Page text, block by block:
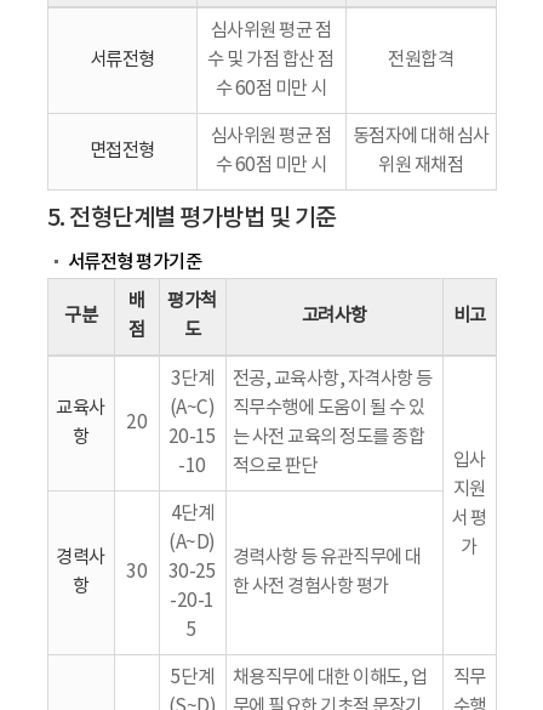
서류전형
심사위원 평균 점
수 및 가점 합산 점
수 60점 미만 시
전원합격
면접전형
심사위원 평균 점
수 60점 미만 시
동점자에 대해 심사
위원 재채점
5. 전형단계별 평가방법 및 기준
서류전형 평가기준
구분
배
점
평가척
도
고려사항 비고
교육사
항
20
3단계
(A~C)
20-15
-10
전공, 교육사항, 자격사항 등
직무수행에 도움이 될 수 있
는 사전 교육의 정도를 종합
적으로 판단
입사
지원
서 평
가
경력사
항
30
4단계
(A~D)
30-25
-20-1
5
경력사항 등 유관직무에 대
한 사전 경험사항 평가
5단계
채용직무에 대한 이해도, 업
직무